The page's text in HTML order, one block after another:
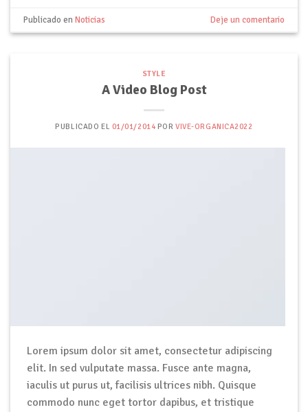
Publicado enNoticias Deje un comentario
STYLE
A Video Blog Post
PUBLICADO EL 01/01/2014 PORVIVE-ORGANICA2022
Lorem ipsum dolor sit amet, consectetur adipiscing
elit. In sed vulputate massa. Fusce ante magna,
iaculis ut purus ut, facilisis ultrices nibh. Quisque
commodo nunc eget tortor dapibus, et tristique